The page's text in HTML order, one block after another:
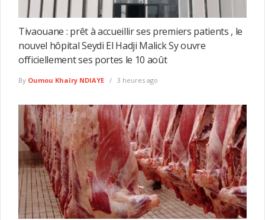
Tivaouane : prêt à accueillir ses premiers patients , le
nouvel hôpital Seydi El Hadji Malick Sy ouvre
officiellement ses portes le 10 août
By Oumou Khaïry NDIAYE 3 heures ago